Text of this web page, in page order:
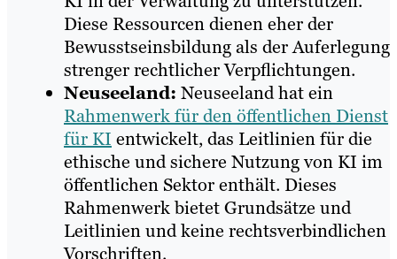
Diese Ressourcen dienen eher der
Bewusstseinsbildung als der Auferlegung
strenger rechtlicher Verpflichtungen.
Neuseeland: Neuseeland hat ein
Rahmenwerk für den öffentlichen Dienst
für KI entwickelt, das Leitlinien für die
ethische und sichere Nutzung von KI im
öffentlichen Sektor enthält. Dieses
Rahmenwerk bietet Grundsätze und
Leitlinien und keine rechtsverbindlichen
Vorschriften.